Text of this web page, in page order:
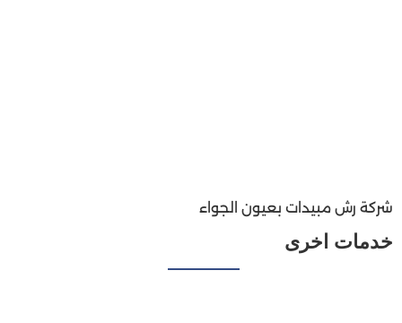
شركة رش مبيدات بعيون الجواء
خدمات اخرى